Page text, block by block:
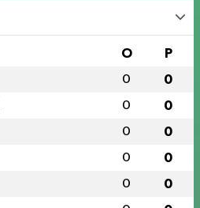
O P
0 0
0 0
0 0
0 0
0 0